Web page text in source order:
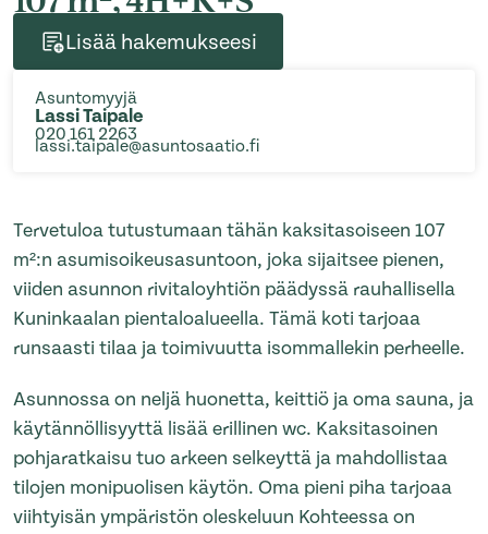
Lisää hakemukseesi
Asuntomyyjä
Lassi Taipale
020 161 2263
lassi.taipale@asuntosaatio.fi
Tervetuloa tutustumaan tähän kaksitasoiseen 107
m²:n asumisoikeusasuntoon, joka sijaitsee pienen,
viiden asunnon rivitaloyhtiön päädyssä rauhallisella
Kuninkaalan pientaloalueella. Tämä koti tarjoaa
runsaasti tilaa ja toimivuutta isommallekin perheelle.
Asunnossa on neljä huonetta, keittiö ja oma sauna, ja
käytännöllisyyttä lisää erillinen wc. Kaksitasoinen
pohjaratkaisu tuo arkeen selkeyttä ja mahdollistaa
tilojen monipuolisen käytön. Oma pieni piha tarjoaa
viihtyisän ympäristön oleskeluun Kohteessa on